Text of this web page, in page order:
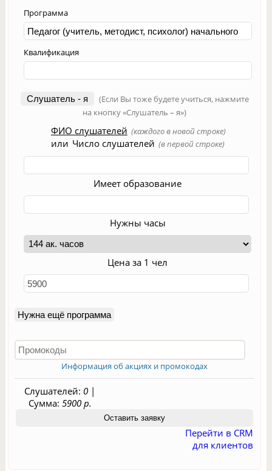
Программа
Квалификация
Слушатель - я
(Если Вы тоже будете учиться, нажмите
на кнопку «Слушатель – я»)
ФИО слушателей (каждого в новой строке)
или Число слушателей (в первой строке)
Имеет образование
Нужны часы
Цена за 1 чел
Нужна ещё программа
Информация об акциях и промокодах
Слушателей: 0 |
Сумма: 5900 р.
Перейти в CRM
для клиентов